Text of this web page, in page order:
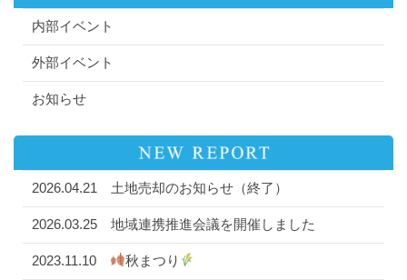
内部イベント
外部イベント
お知らせ
2026.04.21 土地売却のお知らせ（終了）
2026.03.25 地域連携推進会議を開催しました
2023.11.10 秋まつり